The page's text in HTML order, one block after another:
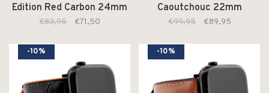
Edition Red Carbon 24mm
€83,95 €71,50
Caoutchouc 22mm
€99,95 €89,95
-10% -10%